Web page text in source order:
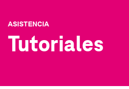
ASISTENCIA
Tutoriales